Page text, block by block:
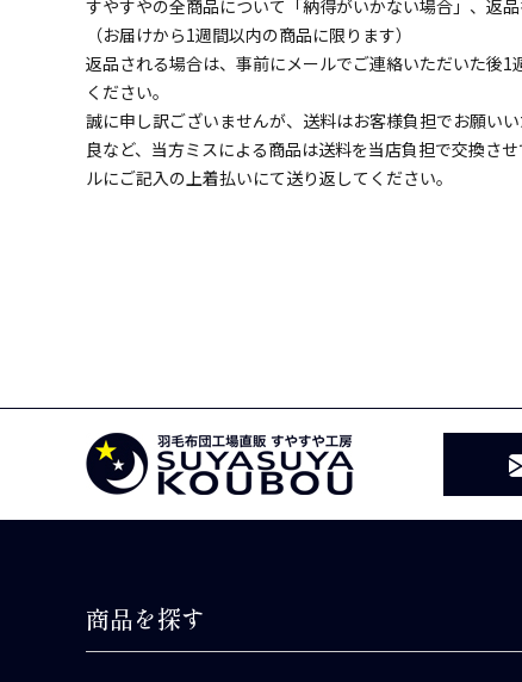
すやすやの全商品について「納得がいかない場合」、返品
（お届けから1週間以内の商品に限ります）
返品される場合は、事前にメールでご連絡いただいた後1
ください。
誠に申し訳ございませんが、送料はお客様負担でお願い
良など、当方ミスによる商品は送料を当店負担で交換さ
ルにご記入の上着払いにて送り返してください。
商品を探す